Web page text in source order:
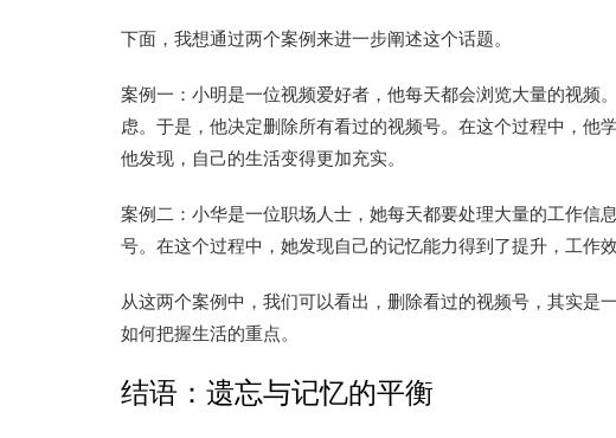
下面，我想通过两个案例来进一步阐述这个话题。
案例一：小明是一位视频爱好者，他每天都会浏览大量的视频
虑。于是，他决定删除所有看过的视频号。在这个过程中，他
他发现，自己的生活变得更加充实。
案例二：小华是一位职场人士，她每天都要处理大量的工作信
号。在这个过程中，她发现自己的记忆能力得到了提升，工作
从这两个案例中，我们可以看出，删除看过的视频号，其实是
如何把握生活的重点。
结语：遗忘与记忆的平衡